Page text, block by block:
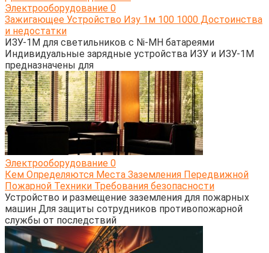
Электрооборудование 0
Зажигающее Устройство Изу 1м 100 1000 Достоинства
и недостатки
ИЗУ-1М для светильников с Ni-MH батареями
Индивидуальные зарядные устройства ИЗУ и ИЗУ-1М
предназначены для
Электрооборудование 0
Кем Определяются Места Заземления Передвижной
Пожарной Техники Требования безопасности
Устройство и размещение заземления для пожарных
машин Для защиты сотрудников противопожарной
службы от последствий